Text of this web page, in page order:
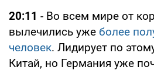
20:11 - Во всем мире от
вылечились уже более
человек. Лидирует по
Китай, но Германия уже